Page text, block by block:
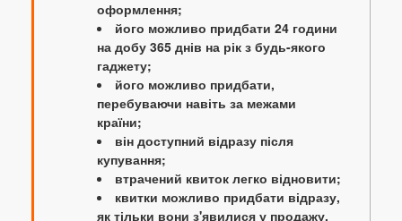
оформлення;
його можливо придбати 24 години
на добу 365 днів на рік з будь-якого
гаджету;
його можливо придбати,
перебуваючи навіть за межами
країни;
він доступний відразу після
купування;
втрачений квиток легко відновити;
квитки можливо придбати відразу,
як тільки вони з'явилися у продажу,